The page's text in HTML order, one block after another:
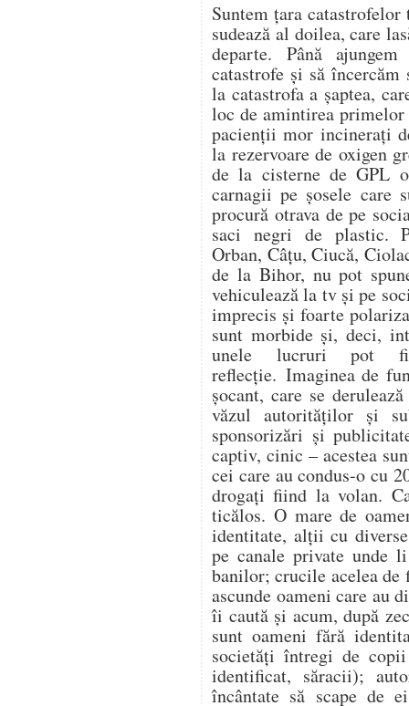
Suntem țara
sudează al doilea, care
departe. Până
catastrofe și să
la catastrofa a șaptea,
loc de amintirea
pacienții mor incinerați
la rezervoare de oxigen
de la cisterne de GPL
carnagii pe șosele care
procură otrava de pe
saci negri de plastic.
Orban, Câțu, Ciucă,
de la Bihor, nu pot
vehiculează la tv și pe
imprecis și foarte
sunt morbide și, deci,
unele lucruri pot
reflecție. Imaginea de
șocant, care se
văzul autorităților și
sponsorizări și
captiv, cinic – acestea
cei care au condus-o cu
drogați fiind la volan.
ticălos. O mare de
identitate, alții cu
pe canale private unde
banilor; crucile acelea de
ascunde oameni care au
îi caută și acum, după
sunt oameni fără
societăți întregi de
identificat, săracii);
încântate să scape de